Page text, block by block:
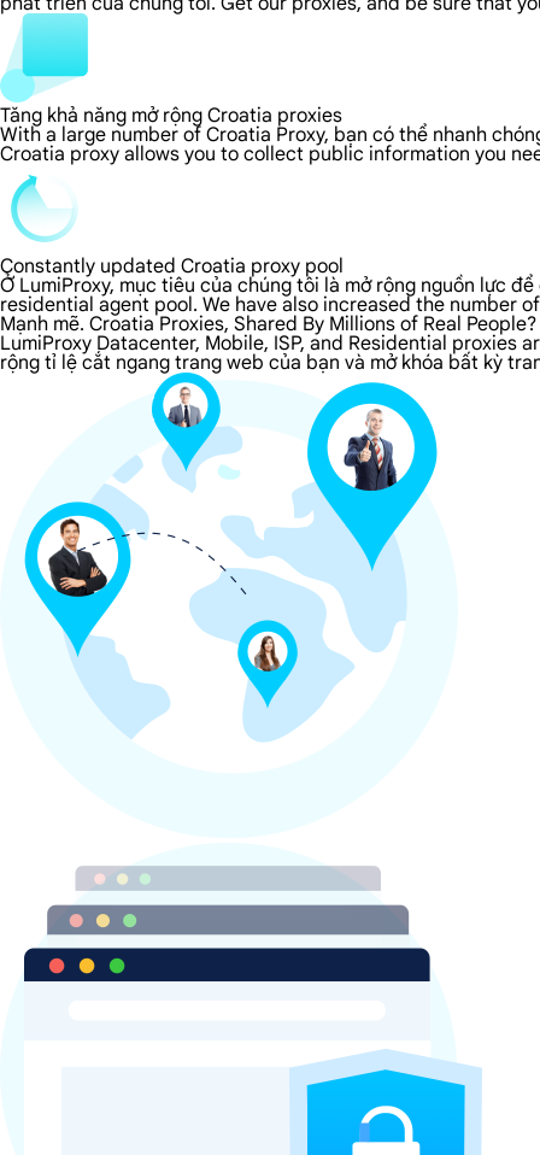
Tăng khả năng mở rộng Croatia proxies
With a large number of Croatia Proxy, bạn có thể nhanh
Croatia proxy allows you to collect public information you
Constantly updated Croatia proxy pool
Ở LumiProxy, mục tiêu của chúng tôi là mở rộng nguồn lực
residential agent pool. We have also increased the number
Mạnh mẽ. Croatia Proxies, Shared By Millions of Real People?
LumiProxy Datacenter, Mobile, ISP, and Residential proxies
rộng tỉ lệ cắt ngang trang web của bạn và mở khóa bất kỳ